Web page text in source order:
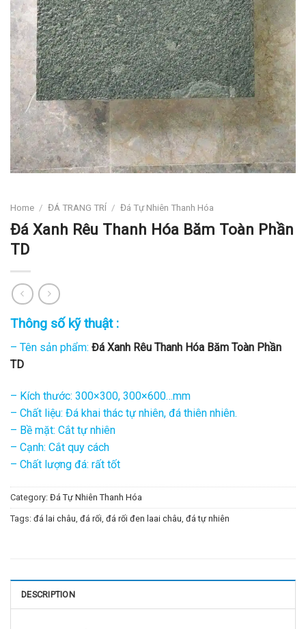
Home / ĐÁ TRANG TRÍ / Đá Tự Nhiên Thanh Hóa
Đá Xanh Rêu Thanh Hóa Băm Toàn Phần
TD
Thông số kỹ thuật :
– Tên sản phẩm: Đá Xanh Rêu Thanh Hóa Băm Toàn Phần
TD
– Kích thước: 300×300, 300×600…mm
– Chất liệu: Đá khai thác tự nhiên, đá thiên nhiên.
– Bề mặt: Cắt tự nhiên
– Cạnh: Cắt quy cách
– Chất lượng đá: rất tốt
Category: Đá Tự Nhiên Thanh Hóa
Tags: đá lai châu, đá rối, đá rối đen laai châu, đá tự nhiên
DESCRIPTION